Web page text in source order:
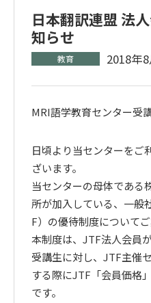
日本翻訳連盟 法
知らせ
2018年
MRI語学教育センター受
日頃より当センターをご
ざいます。
当センターの母体である
所が加入している、一般
F）の優待制度について
本制度は、JTF法人会員
受講生に対し、JTF主催
する際にJTF「会員価格
です。